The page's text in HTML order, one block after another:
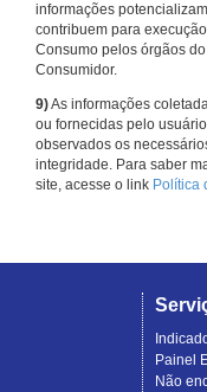
informações
contribuem para
Consumo pelos órgãos
Consumidor.
9)As informações
ou fornecidas pelo
observados os
integridade. Para saber
site, acesse o link Política
Painel
Não